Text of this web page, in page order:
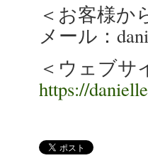
＜お客様か
メール：
＜ウェブサ
https://